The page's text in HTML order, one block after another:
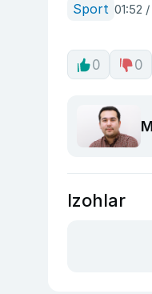
Sport 01:52
0 0
Izohlar